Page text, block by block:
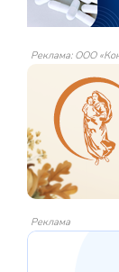
Реклама: ООО
Реклама